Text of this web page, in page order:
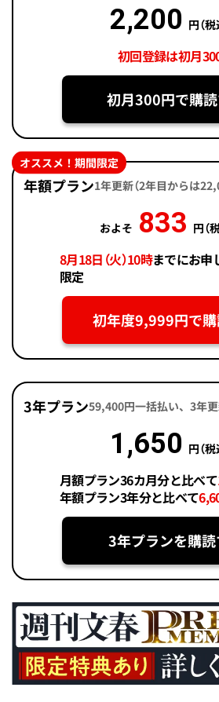
2,200 円（
初回登録は初月
初月300円で購
年額プラン1年更新（2年目からは
およそ 833 円（
8月18日（火）10時までにお申
限定
初年度9,999円で購
オススメ！期間限定
3年プラン59,400円一括払い、3年
1,650 円（
月額プラン36カ月分と比べて
年額プラン3年分と比べて
3年プランを購読